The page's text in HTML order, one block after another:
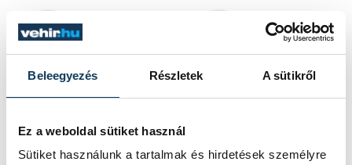
Beleegyezés Részletek A sütikről
Ez a weboldal sütiket használ
Sütiket használunk a tartalmak és hirdetések személyre
Szalai
Csaba
Események